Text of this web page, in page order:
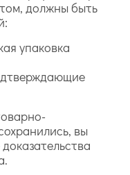
должны быть
упаковка
вы